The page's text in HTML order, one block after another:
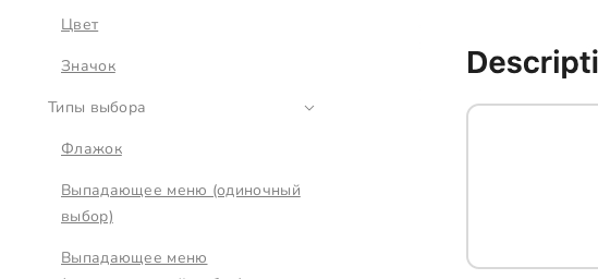
Цвет
Значок
Типы выбора
Флажок
Выпадающее меню (одиночный
выбор)
Выпадающее меню